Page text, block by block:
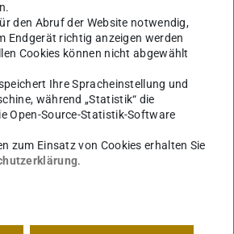
Ausgeschrieben am
15.07.2014
Angenommen am
15.07.2014
D)
den Abruf der Website notwendig,
Endgerät richtig anzeigen werden
Cookies können nicht abgewählt
Ihre Spracheinstellung und
während „Statistik“ die
Open-Source-Statistik-Software
zum Einsatz von Cookies erhalten Sie
.